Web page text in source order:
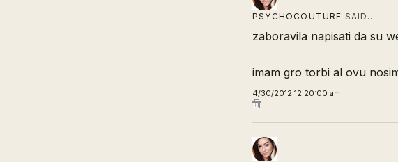
PSYCHOCOUTURE SAID…
zaboravila napisati da su
imam gro torbi al ovu
4/30/2012 12:20:00 am